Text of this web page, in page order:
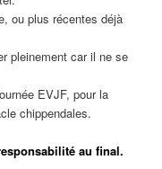
ou plus récentes déjà
pleinement car il ne se
EVJF, pour la
chippendales.
au final.